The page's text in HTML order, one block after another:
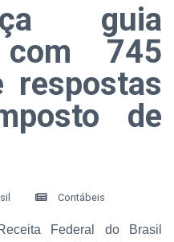
guia
com 745
respostas
de
Contábeis
Federal do Brasil